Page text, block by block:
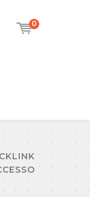
0